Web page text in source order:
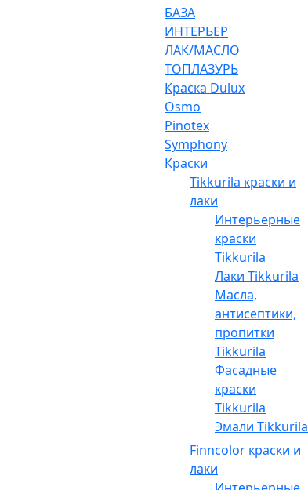
БАЗА
ИНТЕРЬЕР
ЛАК/МАСЛО
ТОПЛАЗУРЬ
Краска Dulux
Osmo
Pinotex
Symphony
Краски
Tikkurila краски и
лаки
Интерьерные
краски
Tikkurila
Лаки Tikkurila
Масла,
антисептики,
пропитки
Tikkurila
Фасадные
краски
Tikkurila
Эмали Tikkurila
Finncolor краски и
лаки